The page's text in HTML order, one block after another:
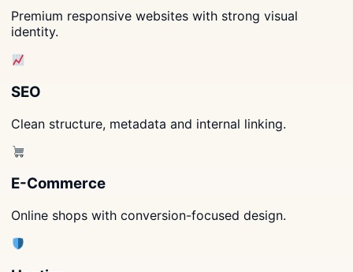
Premium responsive websites with strong visual
identity.
SEO
Clean structure, metadata and internal linking.
E-Commerce
Online shops with conversion-focused design.